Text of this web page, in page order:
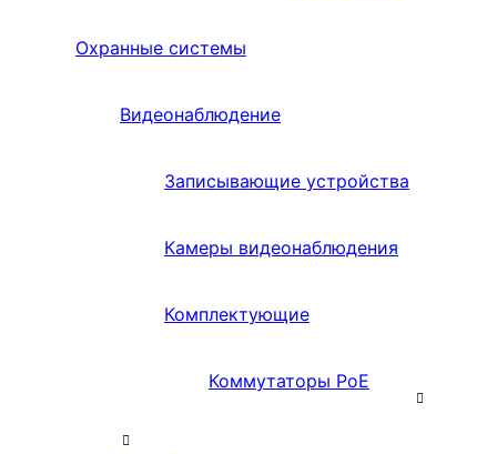
Охранные системы
Видеонаблюдение
Записывающие устройства
Камеры видеонаблюдения
Комплектующие
Коммутаторы PoE